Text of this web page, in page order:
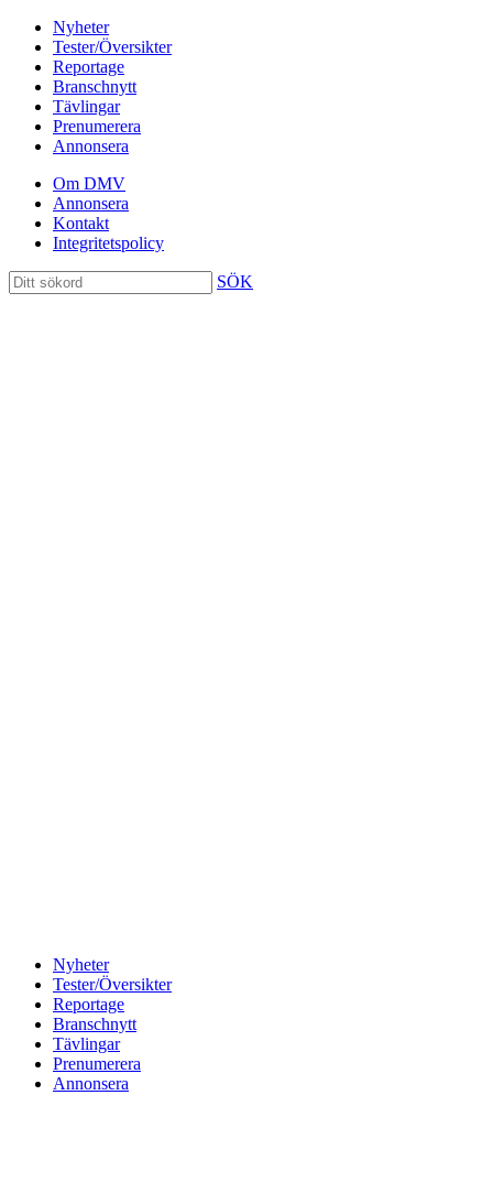
Nyheter
Tester/Översikter
Reportage
Branschnytt
Tävlingar
Prenumerera
Annonsera
Om DMV
Annonsera
Kontakt
Integritetspolicy
SÖK
Nyheter
Tester/Översikter
Reportage
Branschnytt
Tävlingar
Prenumerera
Annonsera